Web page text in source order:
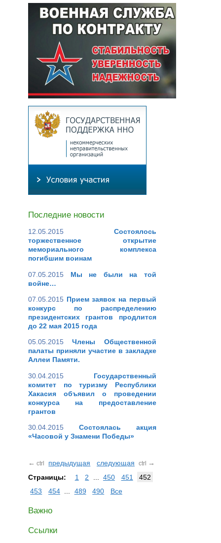
Последние новости
12.05.2015
Состоялось
торжественное открытие
мемориального комплекса
погибшим воинам
07.05.2015
Мы не были на той
войне…
07.05.2015 Прием заявок на первый
конкурс по распределению
президентских грантов продлится
до 22 мая 2015 года
05.05.2015
Члены Общественной
палаты приняли участие в закладке
Аллеи Памяти.
30.04.2015
Государственный
комитет по туризму Республики
Хакасия объявил о проведении
конкурса на предоставление
грантов
30.04.2015
Состоялась акция
«Часовой у Знамени Победы»
← ctrl предыдущая следующая ctrl →
Страницы:
1 2 450 451
452
453
454 489 490 Все
Важно
Ссылки